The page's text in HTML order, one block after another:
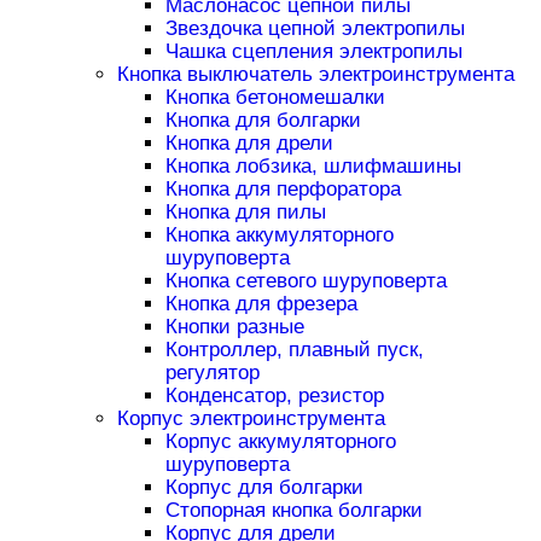
Маслонасос цепной пилы
Звездочка цепной электропилы
Чашка сцепления электропилы
Кнопка выключатель электроинструмента
Кнопка бетономешалки
Кнопка для болгарки
Кнопка для дрели
Кнопка лобзика, шлифмашины
Кнопка для перфоратора
Кнопка для пилы
Кнопка аккумуляторного
шуруповерта
Кнопка сетевого шуруповерта
Кнопка для фрезера
Кнопки разные
Контроллер, плавный пуск,
регулятор
Конденсатор, резистор
Корпус электроинструмента
Корпус аккумуляторного
шуруповерта
Корпус для болгарки
Стопорная кнопка болгарки
Корпус для дрели